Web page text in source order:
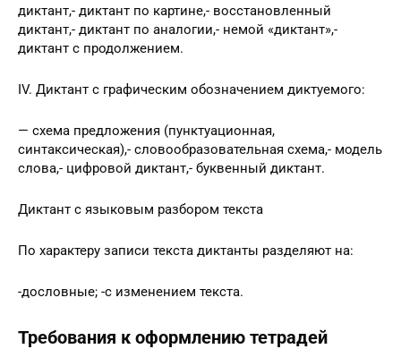
диктант,- диктант по картине,- восстановленный
диктант,- диктант по аналогии,- немой «диктант»,-
диктант с продолжением.
IV. Диктант с графическим обозначением диктуемого:
— схема предложения (пунктуационная,
синтаксическая),- словообразовательная схема,- модель
слова,- цифровой диктант,- буквенный диктант.
Диктант с языковым разбором текста
По характеру записи текста диктанты разделяют на:
-дословные; -с изменением текста.
Требования к оформлению тетрадей